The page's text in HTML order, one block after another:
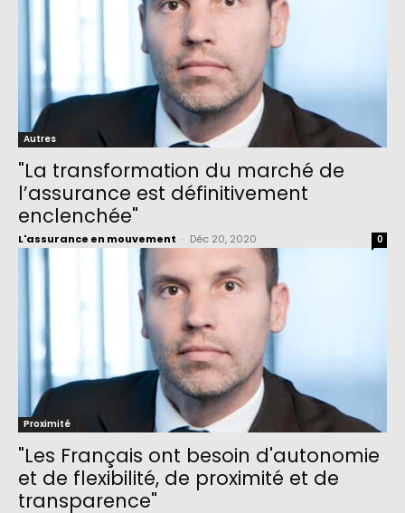
Autres
"La transformation du marché de
l’assurance est définitivement
enclenchée"
L'assurance en mouvement Déc 20, 2020 0
Proximité
"Les Français ont besoin d'autonomie
et de flexibilité, de proximité et de
transparence"